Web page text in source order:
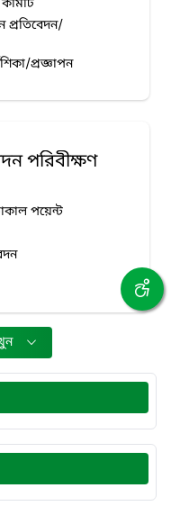
প্রতিবেদন/
প্রজ্ঞাপন
পরিবীক্ষণ
পয়েন্ট